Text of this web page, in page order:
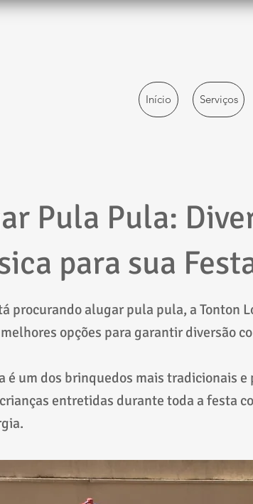
Início Serviços
Pula Pula:
para sua
procurando alugar pula pula, a Tonton
opções para garantir diversão
é um dos brinquedos mais tradicionais
entretidas durante toda a festa